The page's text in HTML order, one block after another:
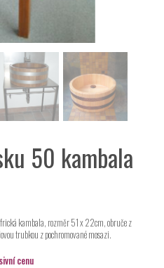
50 kambala
kambala, rozměr 51 x 22cm, obruče z
trubkou z pochromované mosazi.
cenu